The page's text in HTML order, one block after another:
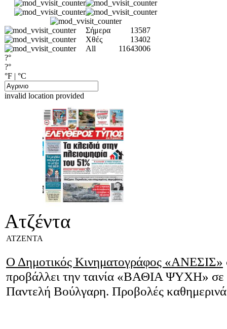
Σήμερα
13587
Χθές
13402
All
11643006
?°
?°
°F | °C
invalid location provided
Ατζέντα
ΑΤΖΕΝΤΑ
Ο Δημοτικός Κινηματογράφος «ΑΝΕΣΙΣ»
προβάλλει την ταινία «ΒΑΘΙΑ ΨΥΧΗ» σε
Παντελή Βούλγαρη. Προβολές